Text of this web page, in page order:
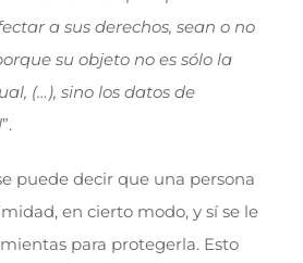
a sus derechos, sean o no
su objeto no es sólo la
(…), sino los datos de
”.
puede decir que una persona
en cierto modo, y sí se le
para protegerla. Esto